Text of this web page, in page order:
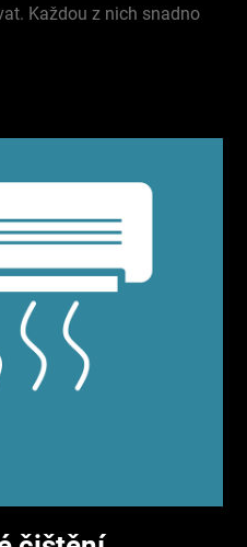
Každou z nich snadno